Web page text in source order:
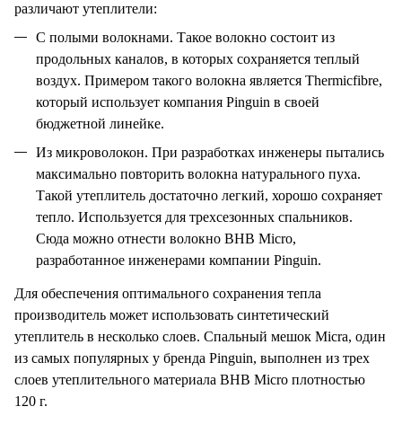
различают утеплители:
С полыми волокнами. Такое волокно состоит из
продольных каналов, в которых сохраняется теплый
воздух. Примером такого волокна является Thermicfibre,
который использует компания Pinguin в своей
бюджетной линейке.
Из микроволокон. При разработках инженеры пытались
максимально повторить волокна натурального пуха.
Такой утеплитель достаточно легкий, хорошо сохраняет
тепло. Используется для трехсезонных спальников.
Сюда можно отнести волокно BHB Micro,
разработанное инженерами компании Pinguin.
Для обеспечения оптимального сохранения тепла
производитель может использовать синтетический
утеплитель в несколько слоев. Спальный мешок Micra, один
из самых популярных у бренда Pinguin, выполнен из трех
слоев утеплительного материала BHB Micro плотностью
120 г.